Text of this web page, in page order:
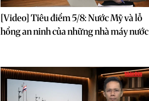
[Video] Tiêu điểm 5/8: Nước Mỹ và lỗ
hổng an ninh của những nhà máy nước